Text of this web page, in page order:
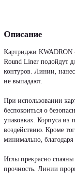
Описание
Картриджи KWADRON
Round Liner подойдут
контуров. Линии,
не выпадают.
При использовании
беспокоиться о
упаковках. Корпуса из
воздействию. Кроме
минимально,
Иглы прекрасно
прочность. Линии